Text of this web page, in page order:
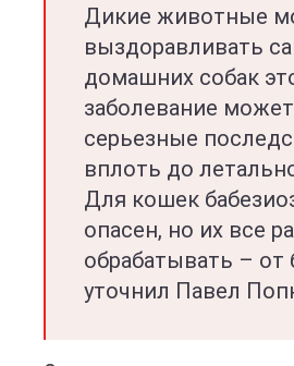
Дикие животные
выздоравливать
домашних собак
заболевание
серьезные
вплоть до
Для кошек
опасен, но их все
обрабатывать – от
уточнил Павел